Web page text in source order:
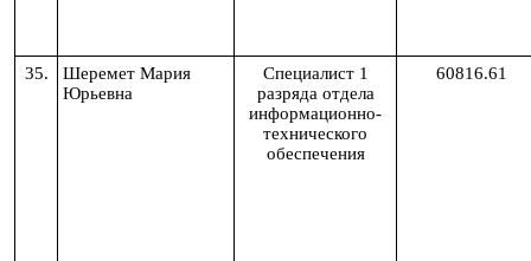
35. Шеремет Мария
Юрьевна
Специалист 1
разряда отдела
информационно-
технического
обеспечения
60816.61